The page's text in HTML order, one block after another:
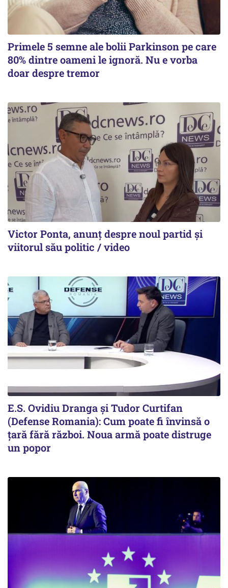
Primele 5 semne ale bolii Parkinson pe care
80% dintre oameni le ignoră. Nu e vorba
doar despre tremor
Victor Ponta, anunț despre noul partid și
viitorul său politic / video
E.S. Ovidiu Dranga și Tudor Curtifan
(Defense Romania): Cum poate fi învinsă o
țară fără război. Noua armă poate distruge
un popor